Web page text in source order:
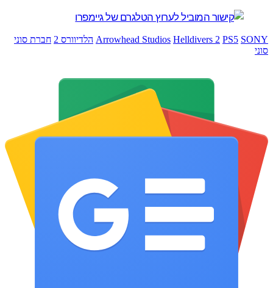
Arrowhead Studios Helldivers 2 PS5 הלדיוורס 2 חברת סוני